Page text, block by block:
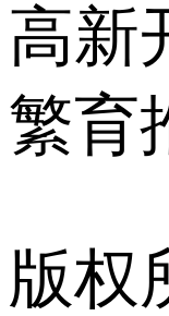
高新
繁育
版权